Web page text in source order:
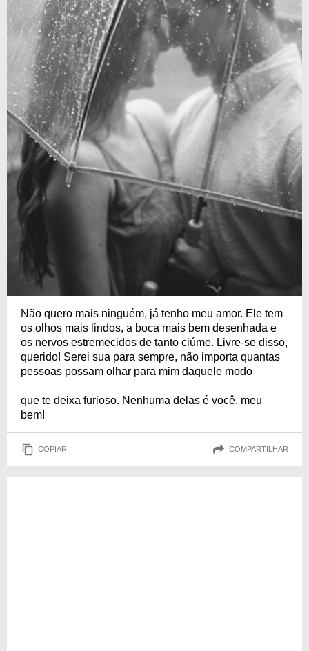
Não quero mais ninguém, já tenho meu amor. Ele tem
os olhos mais lindos, a boca mais bem desenhada e
os nervos estremecidos de tanto ciúme. Livre-se disso,
querido! Serei sua para sempre, não importa quantas
pessoas possam olhar para mim daquele modo
que te deixa furioso. Nenhuma delas é você, meu
bem!
COPIAR COMPARTILHAR